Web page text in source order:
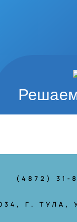
(4872) 31-
Г. ТУЛА,